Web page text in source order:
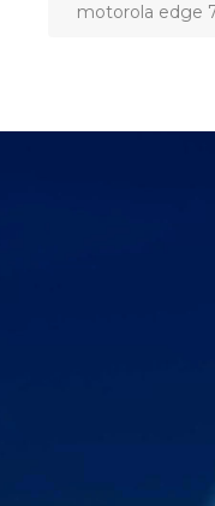
motorola edge